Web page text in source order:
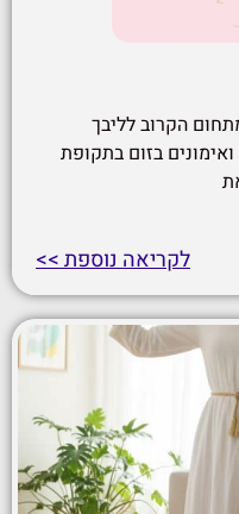
הקרוב לליבך
בזום בתקופת
לקריאה נוספת >>